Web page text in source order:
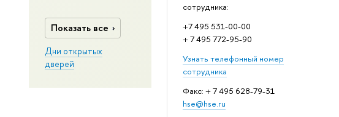
сотрудника:
+7 495 531-00-00
+ 7 495 772-95-90
Узнать телефонный номер
сотрудника
Факс: + 7 495 628-79-31
hse@hse.ru
Показать все
Дни открытых
дверей